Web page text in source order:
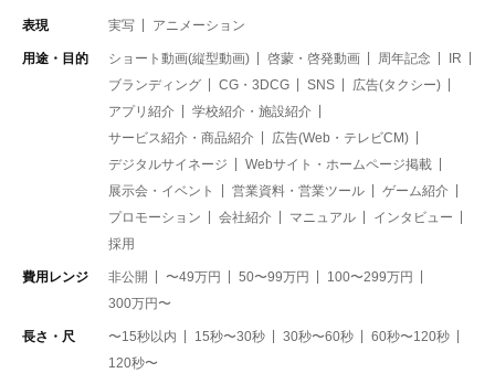
表現 実写 アニメーション
用途・目的 ショート動画(縦型動画) 啓蒙・啓発動画 周年記念
IR
ブランディング
CG・3DCG SNS
広告(タクシー)
アプリ紹介
学校紹介・施設紹介
サービス紹介・商品紹介
広告(Web・テレビCM)
デジタルサイネージ
Webサイト・ホームページ掲載
展示会・イベント
営業資料・営業ツール
ゲーム紹介
プロモーション
会社紹介 マニュアル
インタビュー
採用
費用レンジ 非公開 〜49万円 50〜99万円
100〜299万円
300万円〜
長さ・尺 〜15秒以内 15秒〜30秒 30秒〜60秒
60秒〜120秒
120秒〜